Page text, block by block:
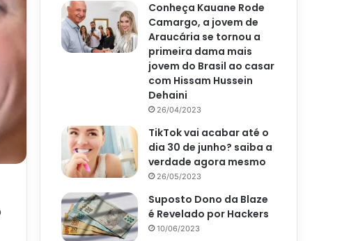
Conheça Kauane Rode
Camargo, a jovem de
Araucária se tornou a
primeira dama mais
jovem do Brasil ao casar
com Hissam Hussein
Dehaini
26/04/2023
TikTok vai acabar até o
dia 30 de junho? saiba a
verdade agora mesmo
26/05/2023
Suposto Dono da Blaze
é Revelado por Hackers
10/06/2023